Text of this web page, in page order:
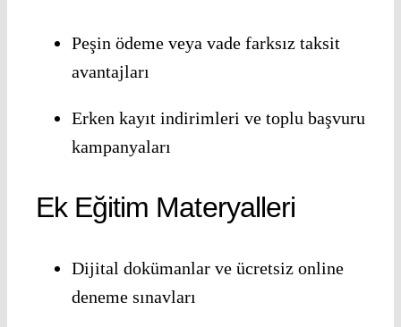
Peşin ödeme veya vade farksız taksit
avantajları
Erken kayıt indirimleri ve toplu başvuru
kampanyaları
Ek Eğitim Materyalleri
Dijital dokümanlar ve ücretsiz online
deneme sınavları